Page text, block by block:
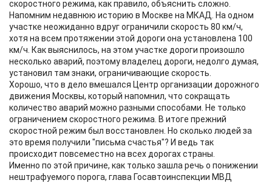
скоростного режима, как правило, объяснить сложно.
Напомним недавнюю историю в Москве на МКАД. На одном
участке неожиданно вдруг ограничили скорость 80 км/ч,
хотя на всем протяжении этой дороги она установлена 100
км/ч. Как выяснилось, на этом участке дороги произошло
несколько аварий, поэтому владелец дороги, недолго думая,
установил там знаки, ограничивающие скорость.
Хорошо, что в дело вмешался Центр организации дорожного
движения Москвы, который напомнил, что сокращать
количество аварий можно разными способами. Не только
ограничением скоростного режима. В итоге прежний
скоростной режим был восстановлен. Но сколько людей за
это время получили "письма счастья"? И ведь так
происходит повсеместно на всех дорогах страны.
Именно по этой причине, как только зашла речь о понижении
нештрафуемого порога, глава Госавтоинспекции МВД